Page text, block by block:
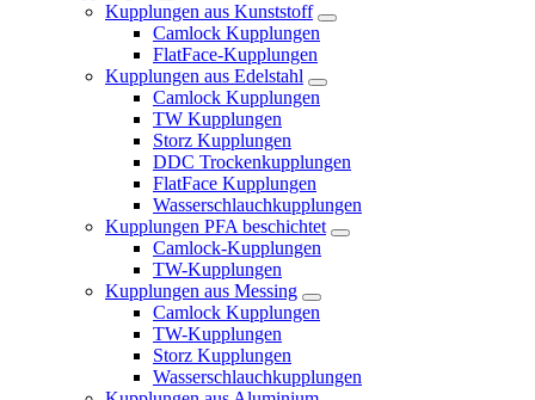
Kupplungen aus Kunststoff
Camlock Kupplungen
FlatFace-Kupplungen
Kupplungen aus Edelstahl
Camlock Kupplungen
TW Kupplungen
Storz Kupplungen
DDC Trockenkupplungen
FlatFace Kupplungen
Wasserschlauchkupplungen
Kupplungen PFA beschichtet
Camlock-Kupplungen
TW-Kupplungen
Kupplungen aus Messing
Camlock Kupplungen
TW-Kupplungen
Storz Kupplungen
Wasserschlauchkupplungen